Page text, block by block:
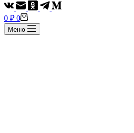
Корзина
0 ₽ 0
Меню